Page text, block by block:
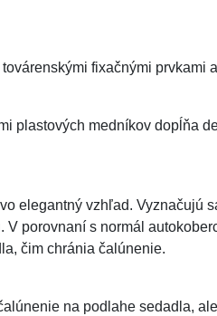
fixačnými prvkami
plastových medníkov dopĺňa
elegantný vzhľad. Vyznačujú
porovnaní s normál
čim chránia čalúnenie.
na podlahe sedadla,